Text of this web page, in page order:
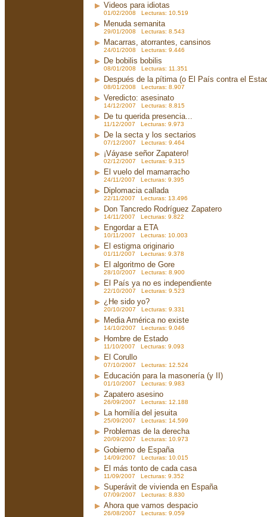
Videos para idiotas
01/02/2008 Lecturas: 10.519
Menuda semanita
29/01/2008 Lecturas: 8.543
Macarras, atorrantes, cansinos
24/01/2008 Lecturas: 9.446
De bobilis bobilis
08/01/2008 Lecturas: 11.351
Después de la pítima (o El País contra el
08/01/2008 Lecturas: 8.907
Veredicto: asesinato
14/12/2007 Lecturas: 8.815
De tu querida presencia...
11/12/2007 Lecturas: 9.973
De la secta y los sectarios
07/12/2007 Lecturas: 9.464
¡Váyase señor Zapatero!
02/12/2007 Lecturas: 9.315
El vuelo del mamarracho
24/11/2007 Lecturas: 9.395
Diplomacia callada
22/11/2007 Lecturas: 13.496
Don Tancredo Rodríguez Zapatero
14/11/2007 Lecturas: 9.822
Engordar a ETA
10/11/2007 Lecturas: 10.003
El estigma originario
01/11/2007 Lecturas: 9.378
El algoritmo de Gore
28/10/2007 Lecturas: 8.900
El País ya no es independiente
22/10/2007 Lecturas: 9.523
¿He sido yo?
20/10/2007 Lecturas: 9.331
Media América no existe
14/10/2007 Lecturas: 9.046
Hombre de Estado
11/10/2007 Lecturas: 9.093
El Corullo
07/10/2007 Lecturas: 12.524
Educación para la masonería (y II)
01/10/2007 Lecturas: 9.983
Zapatero asesino
26/09/2007 Lecturas: 12.188
La homilía del jesuita
25/09/2007 Lecturas: 14.599
Problemas de la derecha
20/09/2007 Lecturas: 10.973
Gobierno de España
14/09/2007 Lecturas: 10.015
El más tonto de cada casa
11/09/2007 Lecturas: 9.352
Superávit de vivienda en España
07/09/2007 Lecturas: 8.830
Ahora que vamos despacio
26/08/2007 Lecturas: 9.059